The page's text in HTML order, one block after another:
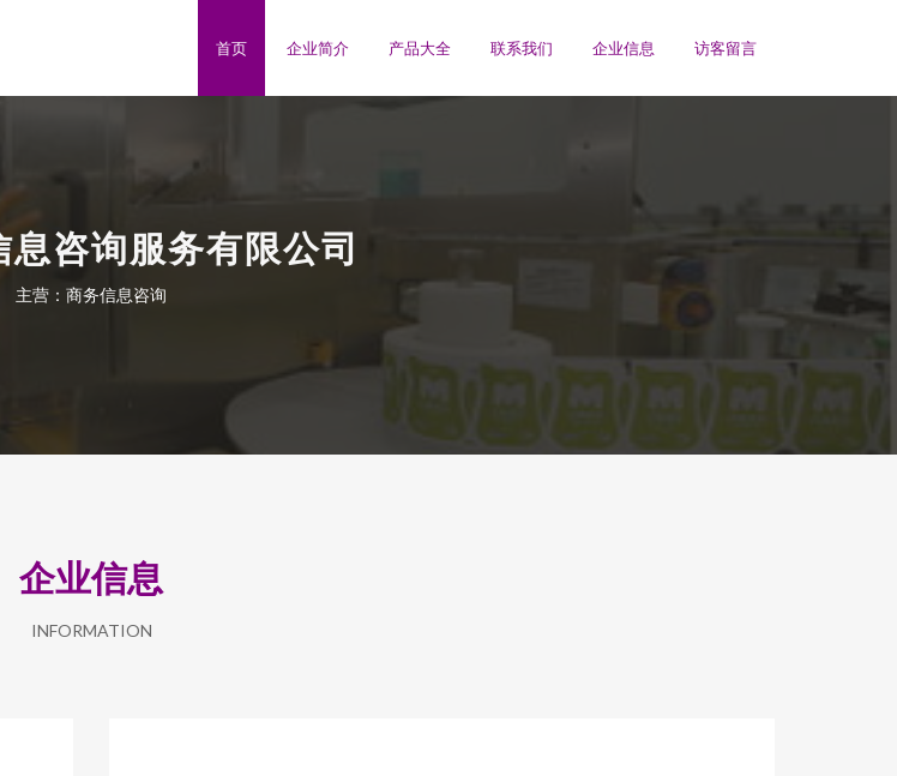
首页 企业简介 产品大全 联系我们 企业信息 访客留言
咨询服务有限公司
主营：商务信息咨询
企业信息
INFORMATION